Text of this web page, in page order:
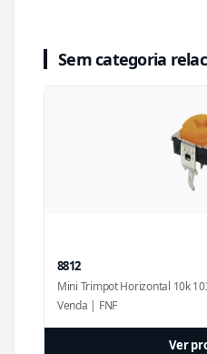
Sem categoria
8812
Mini Trimpot Horizontal 10k
Venda | FNF
Ver